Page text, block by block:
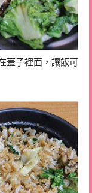
蓋子裡面，讓飯可